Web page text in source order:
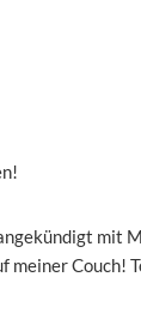
mit
meiner Couch!